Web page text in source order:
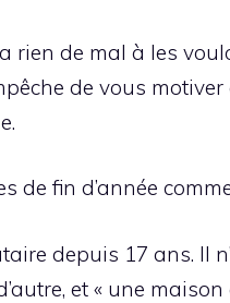
rien de mal à les
de vous
de fin d’année
depuis 17 ans. Il
et « une